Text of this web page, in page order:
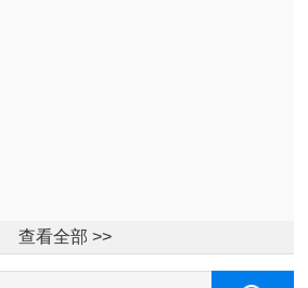
查看全部 >>